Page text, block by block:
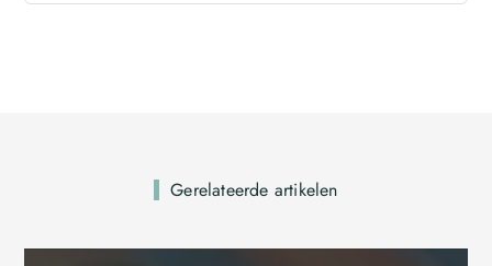
Gerelateerde artikelen